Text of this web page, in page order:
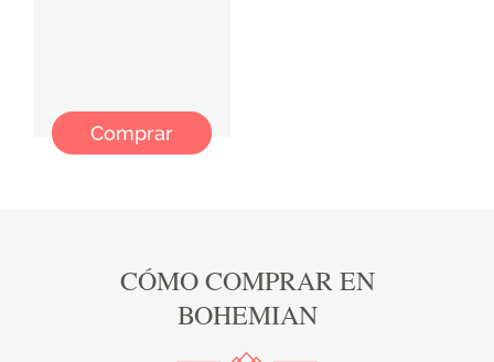
Comprar
CÓMO COMPRAR EN
BOHEMIAN